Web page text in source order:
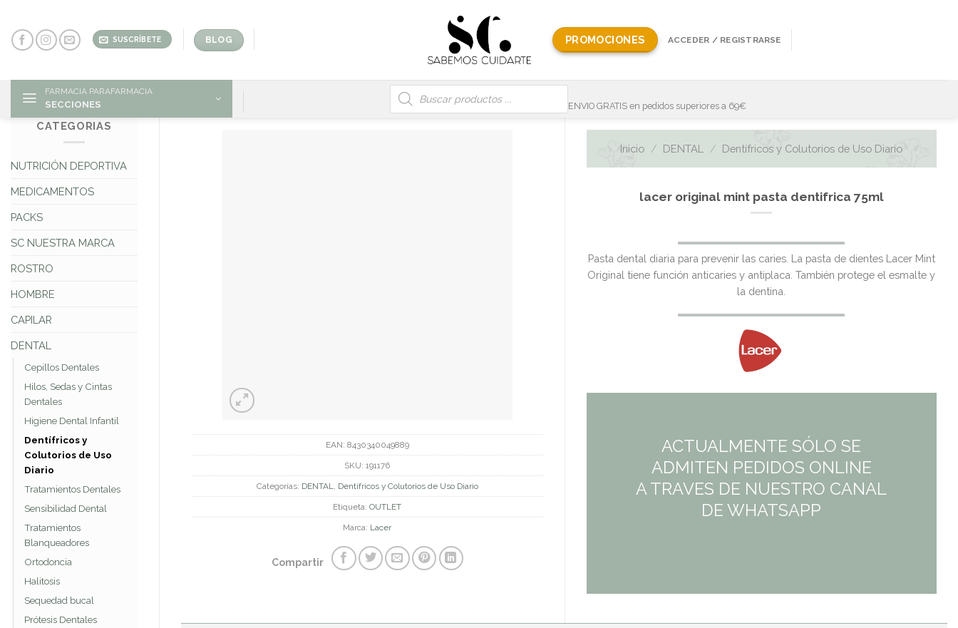
content
SUSCRÍBETE BLOG PROMOCIONES ACCEDER / REGISTRARSE
FARMACIA PARAFARMACIA
SECCIONES
Búsqueda
de
productos
ENVIO GRATIS en pedidos superiores a 69€
CATEGORIAS
NUTRICIÓN DEPORTIVA
MEDICAMENTOS
PACKS
SC NUESTRA MARCA
ROSTRO
HOMBRE
CAPILAR
DENTAL
Cepillos Dentales
Hilos, Sedas y Cintas
Dentales
Higiene Dental Infantil
Dentífricos y
Colutorios de Uso
Diario
Tratamientos Dentales
Sensibilidad Dental
Tratamientos
Blanqueadores
Ortodoncia
Halitosis
Sequedad bucal
Prótesis Dentales
EAN: 8430340049889
SKU:191176
Categorías: DENTAL, Dentífricos y Colutorios de Uso Diario
Etiqueta:OUTLET
Marca: Lacer
Compartir
Inicio / DENTAL / Dentífricos y Colutorios de Uso Diario
lacer original mint pasta dentifrica 75ml
El
precio
original
era:
5,95€.
El
precio
actual
es:
3,87€.
Pasta dental diaria para prevenir las caries. La pasta de dientes Lacer Mint
Original tiene función anticaries y antiplaca. También protege el esmalte y
la dentina.
ACTUALMENTE SÓLO SE
ADMITEN PEDIDOS ONLINE
A TRAVES DE NUESTRO CANAL
DE WHATSAPP